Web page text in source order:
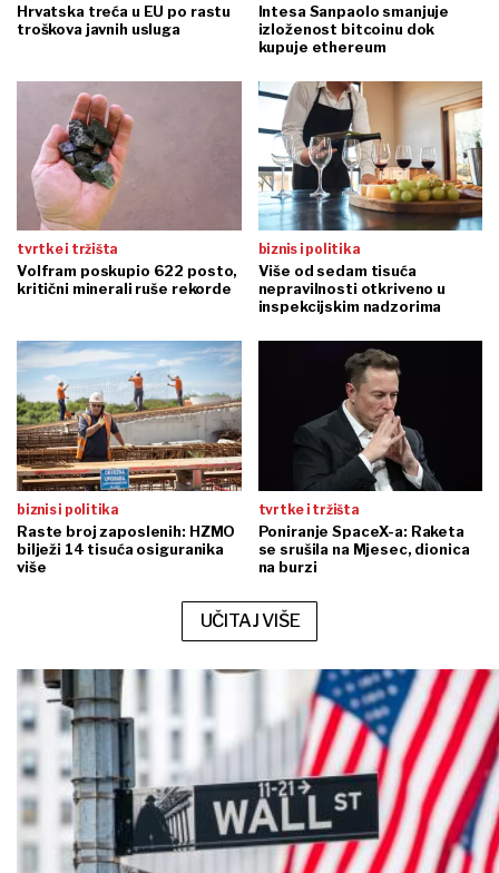
Hrvatska treća u EU po rastu
troškova javnih usluga
Intesa Sanpaolo smanjuje
izloženost bitcoinu dok
kupuje ethereum
tvrtke i tržišta
Volfram poskupio 622 posto,
kritični minerali ruše rekorde
biznis i politika
Više od sedam tisuća
nepravilnosti otkriveno u
inspekcijskim nadzorima
biznis i politika
Raste broj zaposlenih: HZMO
bilježi 14 tisuća osiguranika
više
tvrtke i tržišta
Poniranje SpaceX-a: Raketa
se srušila na Mjesec, dionica
na burzi
UČITAJ VIŠE